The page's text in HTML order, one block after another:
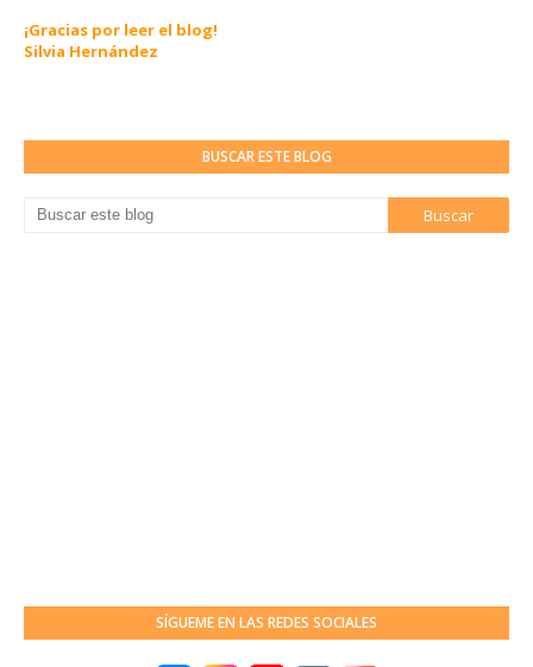
¡Gracias por leer el blog!
Silvia Hernández
BUSCAR ESTE BLOG
SÍGUEME EN LAS REDES SOCIALES